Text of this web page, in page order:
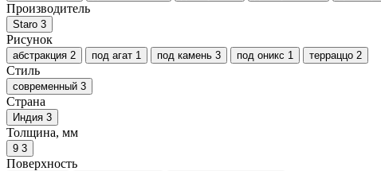
Производитель
Staro 3
Рисунок
абстракция 2 под агат 1 под камень 3 под оникс 1 терраццо 2
Стиль
современный 3
Страна
Индия 3
Толщина, мм
9 3
Поверхность